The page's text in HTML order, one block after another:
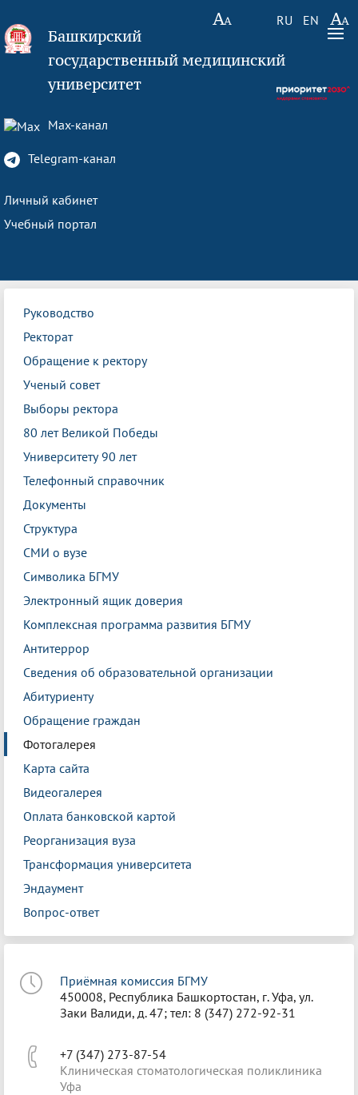
RU EN
Башкирский
государственный медицинский
университет
Max-канал
Telegram-канал
Личный кабинет
Учебный портал
Руководство
Ректорат
Обращение к ректору
Ученый совет
Выборы ректора
80 лет Великой Победы
Университету 90 лет
Телефонный справочник
Документы
Структура
СМИ о вузе
Символика БГМУ
Электронный ящик доверия
Комплексная программа развития БГМУ
Антитеррор
Сведения об образовательной организации
Абитуриенту
Обращение граждан
Фотогалерея
Карта сайта
Видеогалерея
Оплата банковской картой
Реорганизация вуза
Трансформация университета
Эндаумент
Вопрос-ответ
Приёмная комиссия БГМУ
450008, Республика Башкортостан, г. Уфа, ул.
Заки Валиди, д. 47; тел: 8 (347) 272-92-31
+7 (347) 273-87-54
Клиническая стоматологическая поликлиника
Уфа